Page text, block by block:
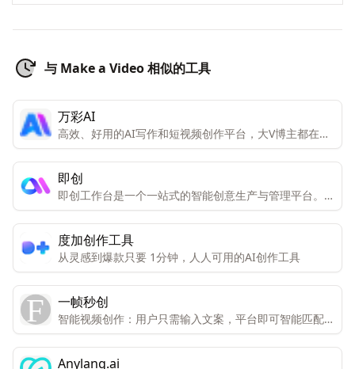
与 Make a Video 相似的工具
万彩AI
高效、好用的AI写作和短视频创作平台，大V博主都在
用。一键生成令人拍案叫绝的原创内容，大幅提高你的工
作效率
即创
即创工作台是一个一站式的智能创意生产与管理平台。它
集成了视频创作、图文创作、直播创作等多种创意工具,
可以通过AI的力量大大提高创作效率。
度加创作工具
从灵感到爆款只要 1分钟，人人可用的AI创作工具
一帧秒创
智能视频创作：用户只需输入文案，平台即可智能匹配图
文，一键生成视频。 数字人播报平台：提供数字分身，
实现AI新主播的视频播报与直播服务。 智能文案写作：
Anylang.ai